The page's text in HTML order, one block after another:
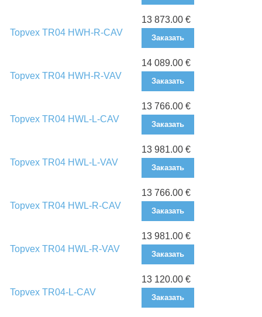
Topvex TR04 HWH-R-CAV
13 873.00 €
Заказать
Topvex TR04 HWH-R-VAV
14 089.00 €
Заказать
Topvex TR04 HWL-L-CAV
13 766.00 €
Заказать
Topvex TR04 HWL-L-VAV
13 981.00 €
Заказать
Topvex TR04 HWL-R-CAV
13 766.00 €
Заказать
Topvex TR04 HWL-R-VAV
13 981.00 €
Заказать
Topvex TR04-L-CAV
13 120.00 €
Заказать